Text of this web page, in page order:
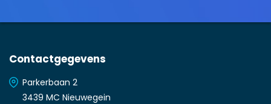
Contactgegevens
Parkerbaan 2
3439 MC Nieuwegein